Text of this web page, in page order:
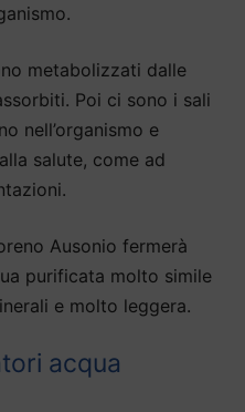
metabolizzati dalle
Poi ci sono i sali
nell’organismo e
salute, come ad
Ausonio fermerà
purificata molto simile
e molto leggera.
acqua